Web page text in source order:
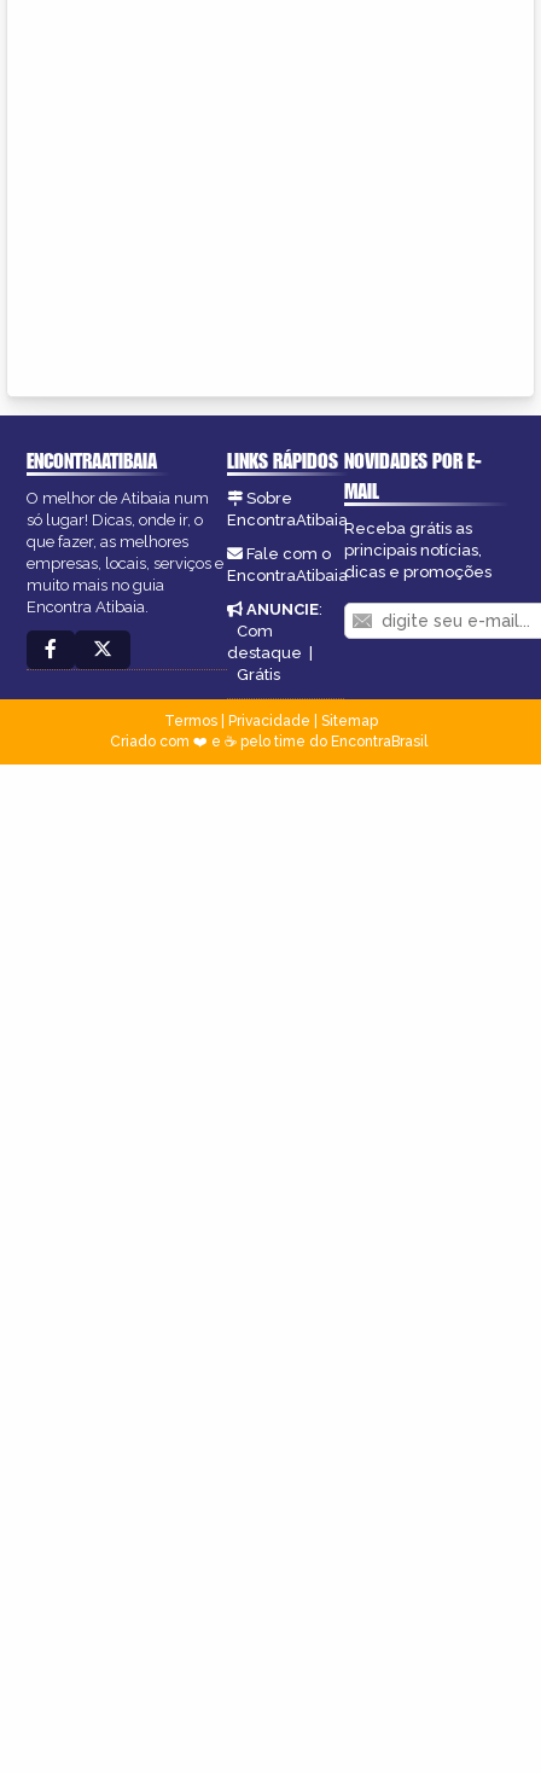
ENCONTRAATIBAIA
O melhor de Atibaia num
só lugar! Dicas, onde ir, o
que fazer, as melhores
empresas, locais, serviços e
muito mais no guia
Encontra Atibaia.
LINKS RÁPIDOS
Sobre
EncontraAtibaia
Fale com o
EncontraAtibaia
ANUNCIE:
Com
destaque |
Grátis
NOVIDADES POR E-
MAIL
Receba grátis as
principais notícias,
dicas e promoções
Termos| Privacidade
Sitemap
Criado com ❤️ e ☕ pelo time do EncontraBrasil